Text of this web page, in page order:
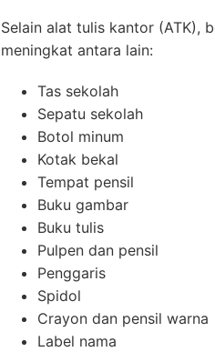
Selain alat tulis kantor (ATK),
meningkat antara lain:
Tas sekolah
Sepatu sekolah
Botol minum
Kotak bekal
Tempat pensil
Buku gambar
Buku tulis
Pulpen dan pensil
Penggaris
Spidol
Crayon dan pensil warna
Label nama